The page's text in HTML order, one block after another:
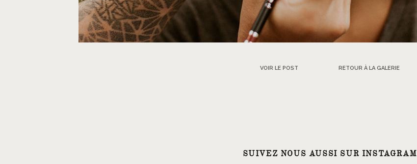
VOIR LE POST RETOUR À LA GALERIE
SUIVEZ NOUS AUSSI SUR INSTAGRAM